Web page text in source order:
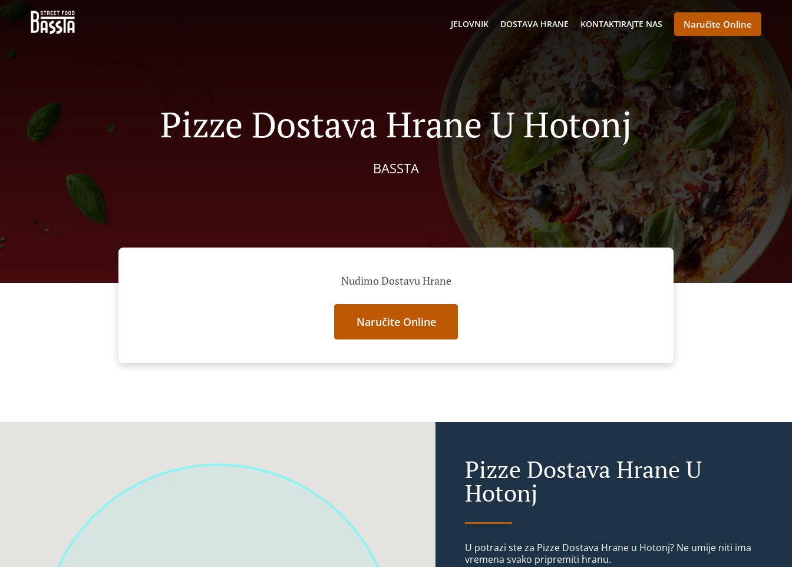
JELOVNIK DOSTAVA HRANE KONTAKTIRAJTE NAS Naručite Online
Pizze Dostava Hrane U Hotonj
BASSTA
Nudimo Dostavu Hrane
Naručite Online
Pizze Dostava Hrane U
Hotonj
U potrazi ste za Pizze Dostava Hrane u Hotonj? Ne umije niti ima
vremena svako pripremiti hranu.